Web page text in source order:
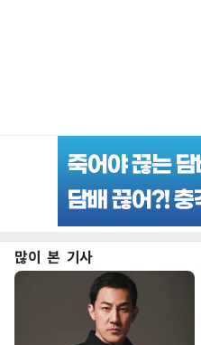
많이 본 기사